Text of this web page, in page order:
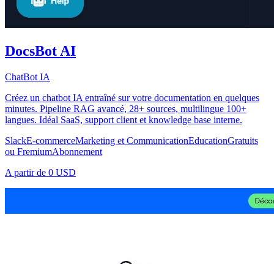
DocsBot AI
ChatBot IA
Créez un chatbot IA entraîné sur votre documentation en quelques
minutes. Pipeline RAG avancé, 28+ sources, multilingue 100+
langues. Idéal SaaS, support client et knowledge base interne.
SlackE-commerceMarketing et CommunicationEducationGratuits
ou FremiumAbonnement
A partir de 0 USD